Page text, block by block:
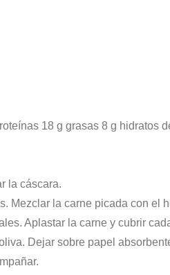
18 g grasas 8 g hidratos
la cáscara.
Mezclar la carne picada con
Aplastar la carne y cubrir
Dejar sobre papel